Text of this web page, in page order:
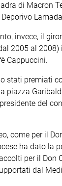
di Macron
invece, il
2005 al
Cappuccini.
stati premiati
piazza
del
come per il
ha dato la
per il Don
dal